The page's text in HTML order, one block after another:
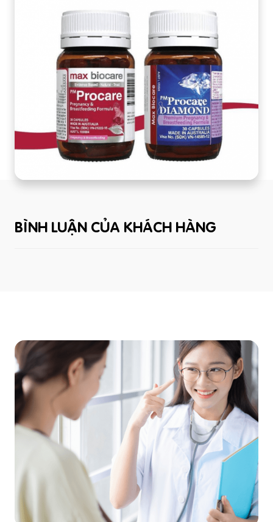
BÌNH LUẬN CỦA KHÁCH HÀNG